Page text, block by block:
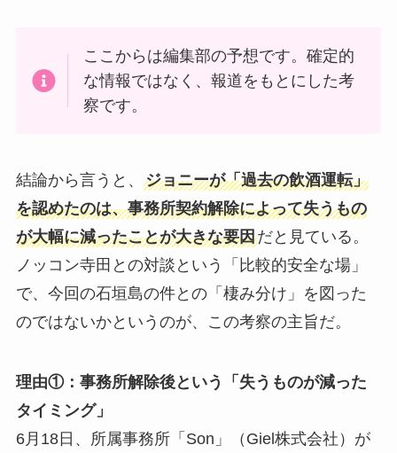
ここからは編集部の予想です。確定的
な情報ではなく、報道をもとにした考
察です。
結論から言うと、 ジョニーが「過去の飲酒運転」
を認めたのは、事務所契約解除によって失うもの
が大幅に減ったことが大きな要因だと見ている。
ノッコン寺田との対談という「比較的安全な場」
で、今回の石垣島の件との「棲み分け」を図った
のではないかというのが、この考察の主旨だ。
理由①：事務所解除後という「失うものが減った
タイミング」
6月18日、所属事務所「Son」（Giel株式会社）が